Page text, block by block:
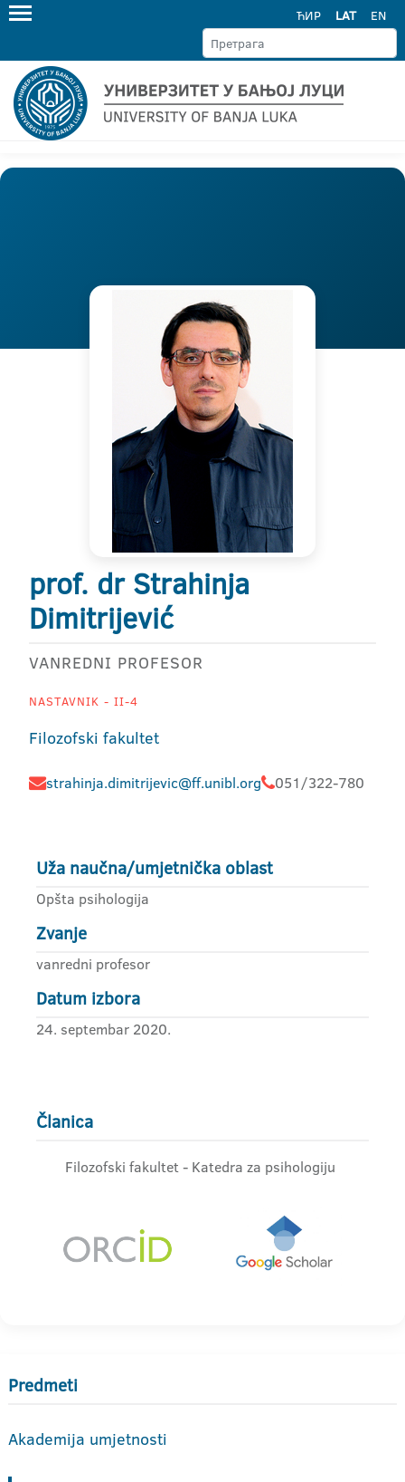
ЋИР LAT EN
prof. dr Strahinja
Dimitrijević
VANREDNI PROFESOR
NASTAVNIK - II-4
Filozofski fakultet
strahinja.dimitrijevic@ff.unibl.org 051/322-780
Uža naučna/umjetnička oblast
Opšta psihologija
Zvanje
vanredni profesor
Datum izbora
24. septembar 2020.
Članica
Filozofski fakultet - Katedra za psihologiju
Predmeti
Akademija umjetnosti